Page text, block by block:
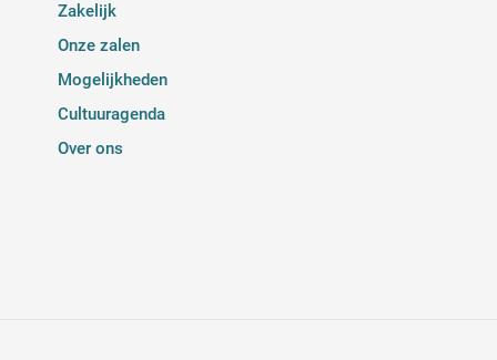
Zakelijk
Onze zalen
Mogelijkheden
Cultuuragenda
Over ons